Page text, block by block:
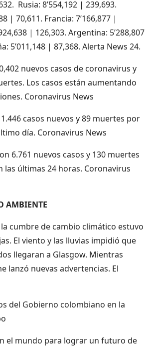
Rusia: 8’554,192 | 239,693.
| 70,611. Francia: 7’166,877 |
| 126,303. Argentina: 5’288,807
5’011,148 | 87,368. Alerta News 24.
nuevos casos de coronavirus y
Los casos están aumentando
Coronavirus News
casos nuevos y 89 muertes por
día. Coronavirus News
6.761 nuevos casos y 130 muertes
las últimas 24 horas. Coronavirus
AMBIENTE
cumbre de cambio climático estuvo
El viento y las lluvias impidió que
llegaran a Glasgow. Mientras
lanzó nuevas advertencias. El
del Gobierno colombiano en la
el mundo para lograr un futuro de